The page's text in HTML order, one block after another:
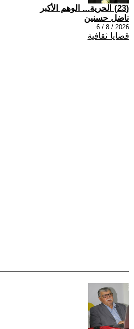
(23) الحرية... الوهم الأكبر
ناضل حسنين
2026 / 8 / 6
قضايا ثقافية